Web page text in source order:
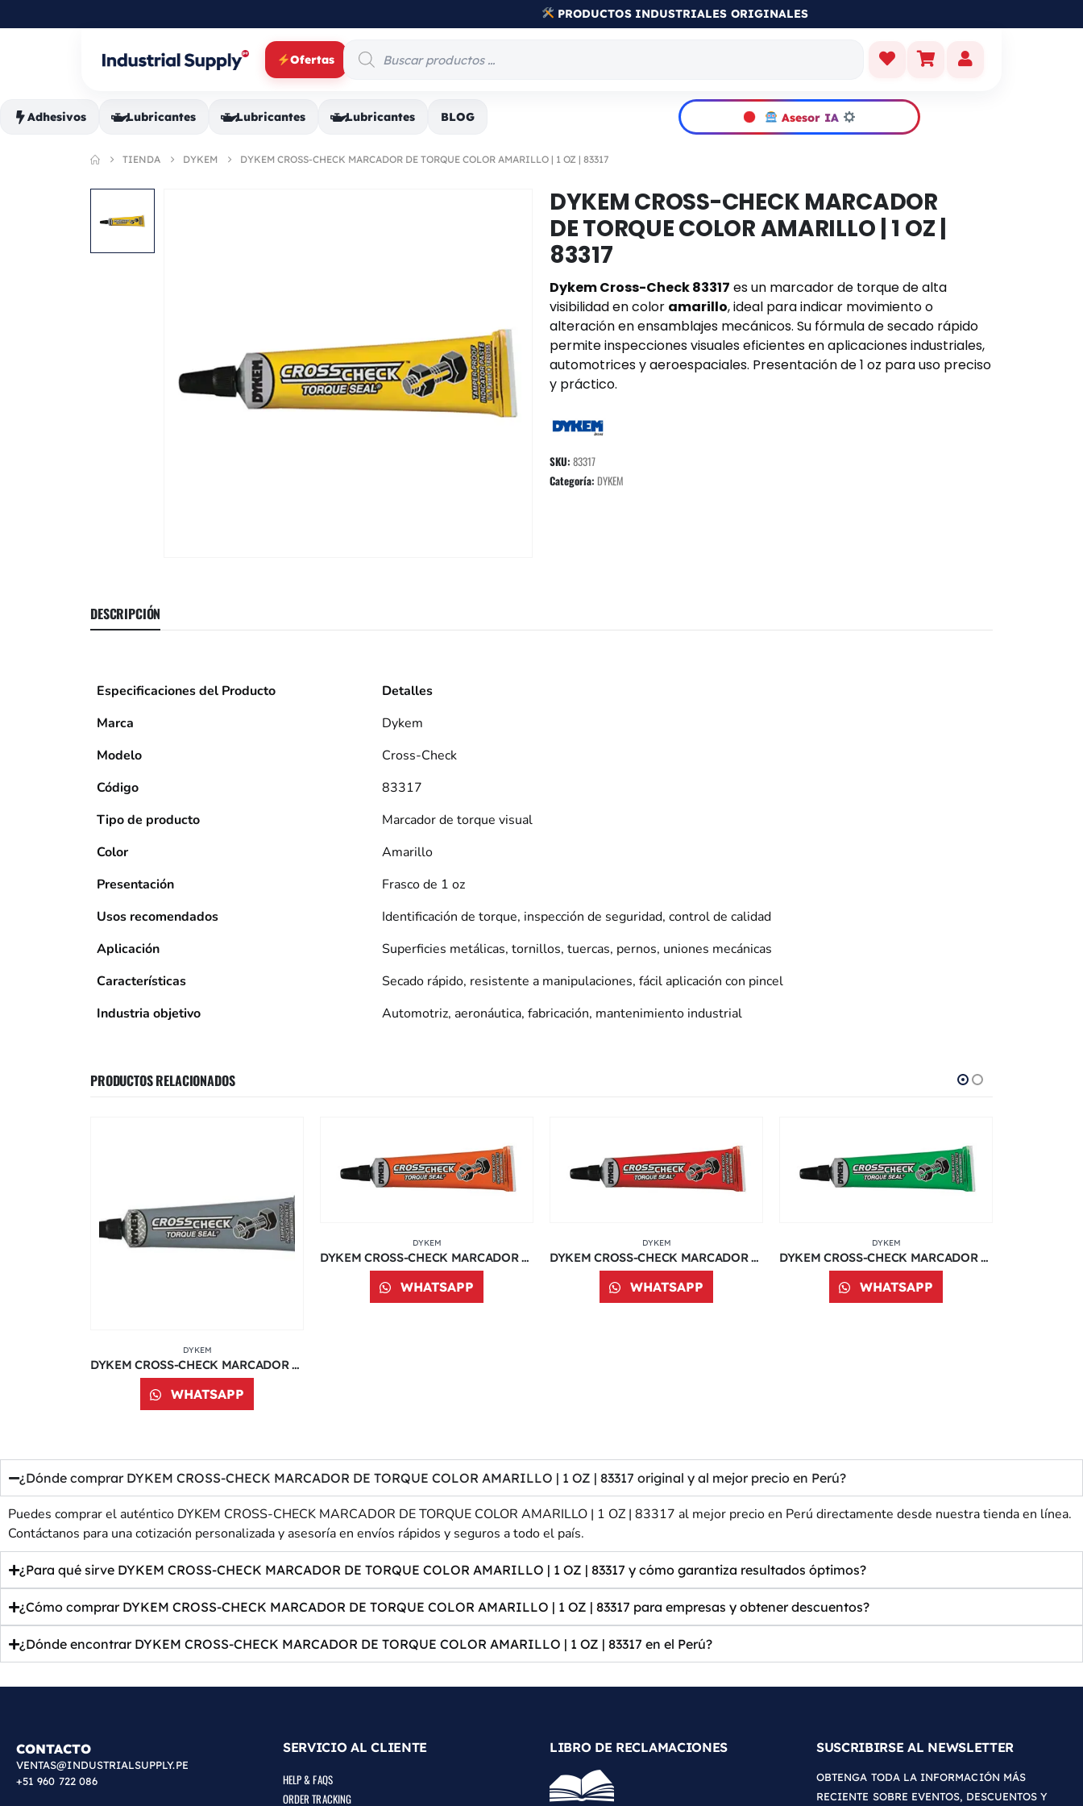
PRODUCTOS INDUSTRIALES ORIGINALES
Ofertas
Adhesivos Lubricantes Lubricantes Lubricantes BLOG Asesor IA
TIENDA DYKEM DYKEM CROSS-CHECK MARCADOR DE TORQUE COLOR AMARILLO | 1 OZ | 83317
DYKEM CROSS-CHECK MARCADOR
DE TORQUE COLOR AMARILLO | 1 OZ |
83317
Dykem Cross-Check 83317 es un marcador de torque de alta
visibilidad en color amarillo, ideal para indicar movimiento o
alteración en ensamblajes mecánicos. Su fórmula de secado rápido
permite inspecciones visuales eficientes en aplicaciones industriales,
automotrices y aeroespaciales. Presentación de 1 oz para uso preciso
y práctico.
SKU: 83317
Categoría: DYKEM
DESCRIPCIÓN
Especificaciones del Producto
Detalles
Marca
Dykem
Modelo
Cross-Check
Código
83317
Tipo de producto
Marcador de torque visual
Color
Amarillo
Presentación
Frasco de 1 oz
Usos recomendados
Identificación de torque, inspección de seguridad, control de calidad
Aplicación
Superficies metálicas, tornillos, tuercas, pernos, uniones mecánicas
Características
Secado rápido, resistente a manipulaciones, fácil aplicación con pincel
Industria objetivo
Automotriz, aeronáutica, fabricación, mantenimiento industrial
PRODUCTOS RELACIONADOS
DYKEM
DYKEM CROSS-CHECK MARCADOR DE TORQUE COLOR GRIS | 1 OZ | 83321
WHATSAPP
DYKEM
DYKEM CROSS-CHECK MARCADOR DE TORQUE COLOR NARANJA | 1 OZ | 83314
WHATSAPP
DYKEM
DYKEM CROSS-CHECK MARCADOR DE TORQUE COLOR ROJO | 1 OZ | 83316
WHATSAPP
DYKEM
DYKEM CROSS-CHECK MARCADOR DE TORQUE COLOR VERDE | 1 OZ | 83315
WHATSAPP
¿Dónde comprar DYKEM CROSS-CHECK MARCADOR DE TORQUE COLOR AMARILLO | 1 OZ | 83317 original y al mejor precio en Perú?
Puedes comprar el auténtico DYKEM CROSS-CHECK MARCADOR DE TORQUE COLOR AMARILLO | 1 OZ | 83317 al mejor precio en Perú directamente desde nuestra tienda en línea.
Contáctanos para una cotización personalizada y asesoría en envíos rápidos y seguros a todo el país.
¿Para qué sirve DYKEM CROSS-CHECK MARCADOR DE TORQUE COLOR AMARILLO | 1 OZ | 83317 y cómo garantiza resultados óptimos?
¿Cómo comprar DYKEM CROSS-CHECK MARCADOR DE TORQUE COLOR AMARILLO | 1 OZ | 83317 para empresas y obtener descuentos?
¿Dónde encontrar DYKEM CROSS-CHECK MARCADOR DE TORQUE COLOR AMARILLO | 1 OZ | 83317 en el Perú?
CONTACTO
VENTAS@INDUSTRIALSUPPLY.PE
+51 960 722 086
SERVICIO AL CLIENTE
HELP & FAQS
ORDER TRACKING
LIBRO DE RECLAMACIONES SUSCRIBIRSE AL NEWSLETTER
OBTENGA TODA LA INFORMACIÓN MÁS
RECIENTE SOBRE EVENTOS, DESCUENTOS Y